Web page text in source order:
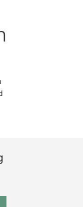
bei KWS